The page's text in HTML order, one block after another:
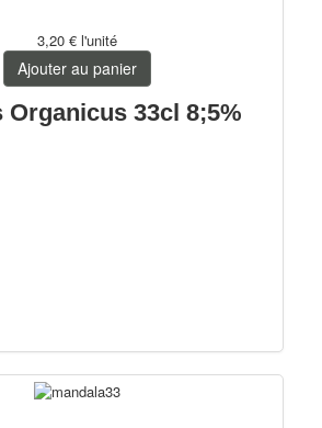
3,20 € l'unité
Ajouter au panier
Organicus 33cl 8;5%